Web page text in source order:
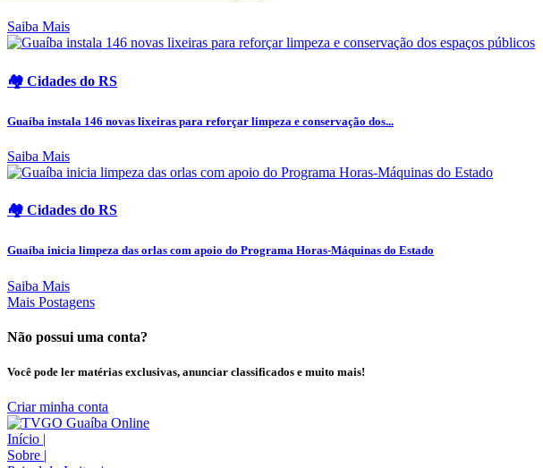
Saiba Mais
🏘️ Cidades do RS
Guaíba instala 146 novas lixeiras para reforçar limpeza e conservação dos...
Saiba Mais
🏘️ Cidades do RS
Guaíba inicia limpeza das orlas com apoio do Programa Horas-Máquinas do Estado
Saiba Mais
Mais Postagens
Não possui uma conta?
Você pode ler matérias exclusivas, anunciar classificados e muito mais!
Criar minha conta
Início |
Sobre |